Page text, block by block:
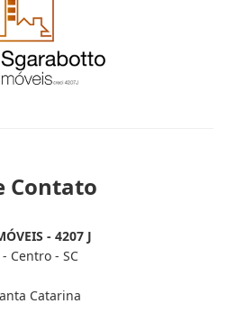
Contato
- 4207 J
Centro - SC
Catarina